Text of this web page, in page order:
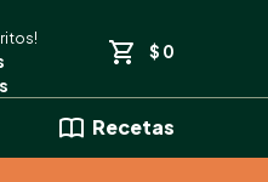
Recetas
$ 0